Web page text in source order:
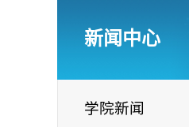
新闻中心
学院新闻